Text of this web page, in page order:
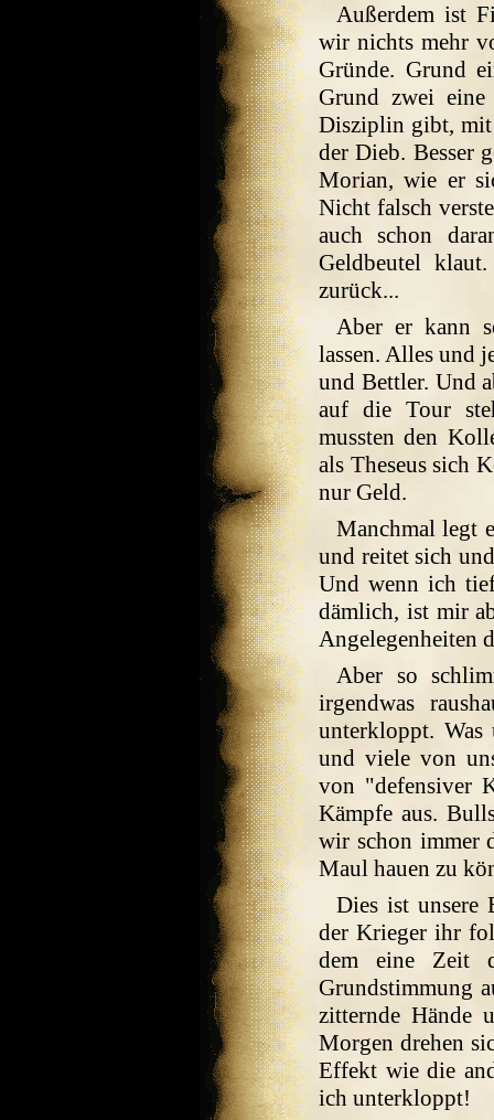
Außerdem ist
wir nichts mehr
Gründe. Grund
Grund zwei
Disziplin gibt, mit
der Dieb. Besser
Morian, wie er
Nicht falsch
auch schon
Geldbeutel
zurück...
Aber er kann
lassen. Alles und
und Bettler. Und
auf die Tour
mussten den
als Theseus sich
nur Geld.
Manchmal legt
und reitet sich
Und wenn ich
dämlich, ist mir
Angelegenheiten
Aber so
irgendwas
unterkloppt.
und viele von
von "defensiver
Kämpfe aus.
wir schon immer
Maul hauen zu
Dies ist unsere
der Krieger ihr
dem eine Zeit
Grundstimmung
zitternde Hände
Morgen drehen
Effekt wie die
ich unterkloppt!